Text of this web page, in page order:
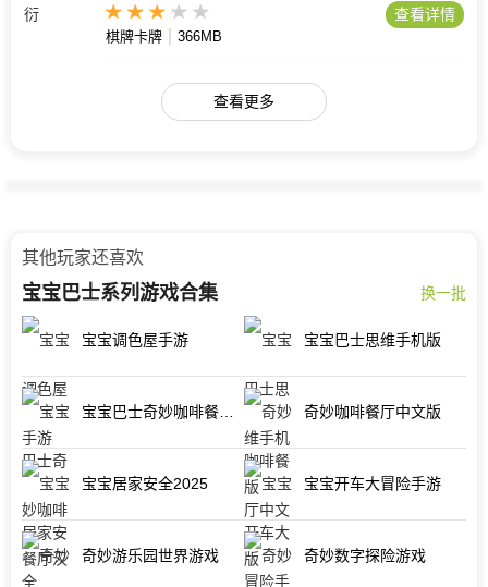
棋牌卡牌 366MB
查看详情
查看更多
其他玩家还喜欢
宝宝巴士系列游戏合集 换一批
宝宝调色屋手游 宝宝巴士思维手机版
奇妙咖啡餐厅中文版
宝宝居家安全2025 宝宝开车大冒险手游
奇妙游乐园世界游戏 奇妙数字探险游戏